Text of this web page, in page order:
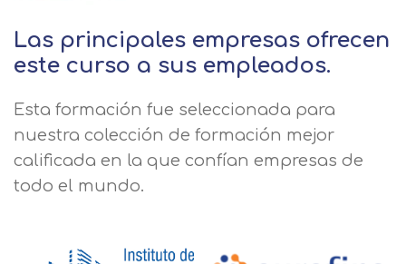
Las principales empresas ofrecen
este curso a sus empleados.
Esta formación fue seleccionada para
nuestra colección de formación mejor
calificada en la que confían empresas de
todo el mundo.